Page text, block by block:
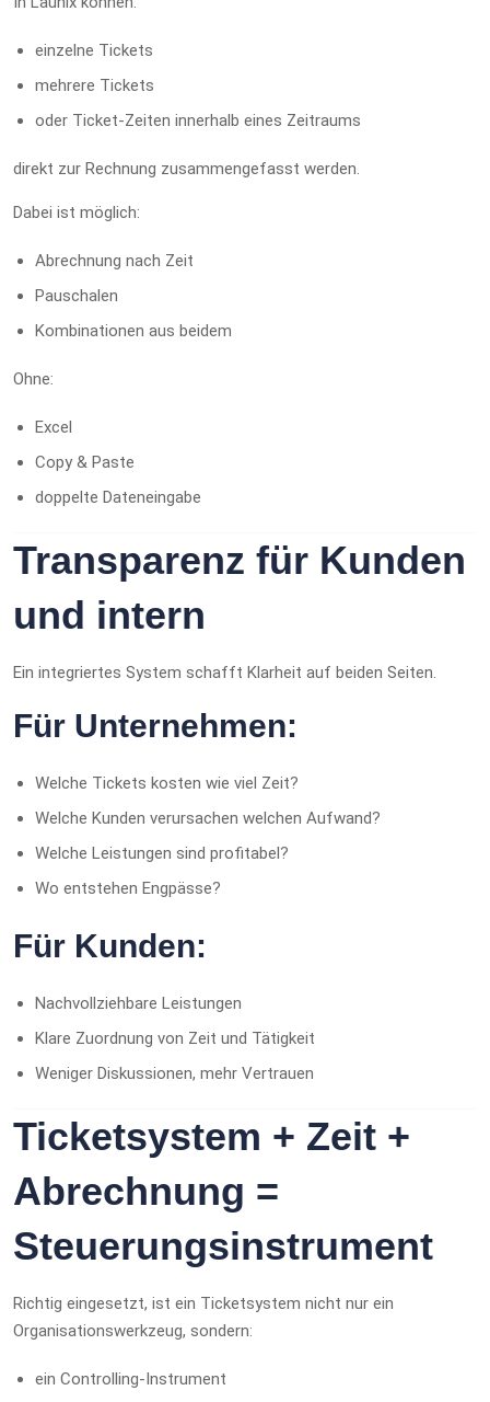
einzelne Tickets
mehrere Tickets
oder Ticket-Zeiten innerhalb eines Zeitraums
direkt zur Rechnung zusammengefasst werden.
Dabei ist möglich:
Abrechnung nach Zeit
Pauschalen
Kombinationen aus beidem
Ohne:
Excel
Copy & Paste
doppelte Dateneingabe
Transparenz für Kunden
und intern
Ein integriertes System schafft Klarheit auf beiden Seiten.
Für Unternehmen:
Welche Tickets kosten wie viel Zeit?
Welche Kunden verursachen welchen Aufwand?
Welche Leistungen sind profitabel?
Wo entstehen Engpässe?
Für Kunden:
Nachvollziehbare Leistungen
Klare Zuordnung von Zeit und Tätigkeit
Weniger Diskussionen, mehr Vertrauen
Ticketsystem + Zeit +
Abrechnung =
Steuerungsinstrument
Richtig eingesetzt, ist ein Ticketsystem nicht nur ein
Organisationswerkzeug, sondern:
ein Controlling-Instrument